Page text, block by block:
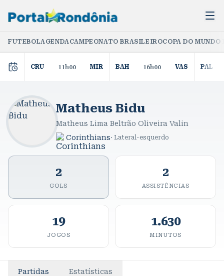
FUTEBOLAGENDACAMPEONATO BRASILEIROCOPA DO
CRU 11h00 MIR BAH 16h00 VAS PAL
Matheus Bidu
Matheus Lima Beltrão Oliveira Valin
Corinthians· Lateral-esquerdo
2
GOLS
2
ASSISTÊNCIAS
19
JOGOS
1.630
MINUTOS
Partidas Estatísticas